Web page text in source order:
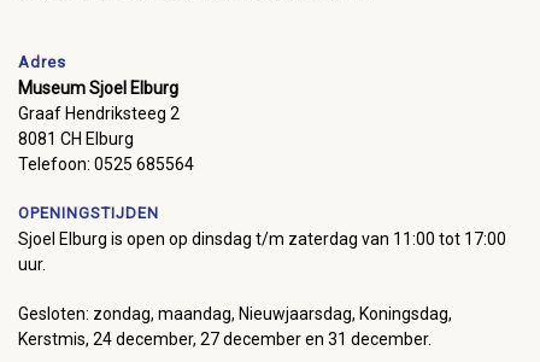
Adres
Museum Sjoel Elburg
Graaf Hendriksteeg 2
8081 CH Elburg
Telefoon: 0525 685564
OPENINGSTIJDEN
Sjoel Elburg is open op dinsdag t/m zaterdag van 11:00 tot 17:00
uur.
Gesloten: zondag, maandag, Nieuwjaarsdag, Koningsdag,
Kerstmis, 24 december, 27 december en 31 december.